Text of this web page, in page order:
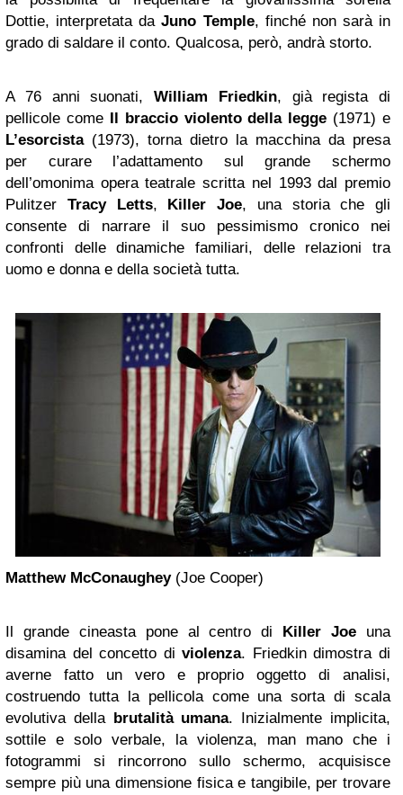
Dottie, interpretata daJuno Temple, finché non sarà in
grado di saldare il conto. Qualcosa, però, andrà storto.
A 76 anni suonati, William Friedkin, già regista di
pellicole come Il braccio violento della legge (1971) e
L’esorcista(1973), torna dietro la macchina da presa
per curare l’adattamento sul grande schermo
dell’omonima opera teatrale scritta nel 1993 dal premio
Pulitzer Tracy Letts, Killer Joe, una storia che gli
consente di narrare il suo pessimismo cronico nei
confronti delle dinamiche familiari, delle relazioni tra
uomo e donna e della società tutta.
Matthew McConaughey(Joe Cooper)
Il grande cineasta pone al centro di Killer Joe una
disamina del concetto diviolenza. Friedkin dimostra di
averne fatto un vero e proprio oggetto di analisi,
costruendo tutta la pellicola come una sorta di scala
evolutiva della brutalità umana. Inizialmente implicita,
sottile e solo verbale, la violenza, man mano che i
fotogrammi si rincorrono sullo schermo, acquisisce
sempre più una dimensione fisica e tangibile, per trovare